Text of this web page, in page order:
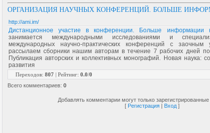
ОРГАНИЗАЦИЯ НАУЧНЫХ КОНФЕРЕНЦИЙ. БОЛЬШЕ
http://ami.im/
Дистанционное участие в конференции. Больше информации
занимается международными исследованиями и
международных научно-практических конференций с
рассылаем сборники нашим авторам в течение 7 рабочих дней
Публикация авторских и коллективных монографий. Новая наука:
развития
Переходов: 807 | Рейтинг: 0.0/0
Всего комментариев: 0
Добавлять комментарии могут только зарегистрированные
[ Регистрация | Вход ]